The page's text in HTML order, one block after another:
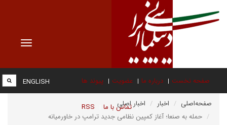
Toggle
صفحه نخست درباره ما عضویت پیوند ها
تماس با ما RSS
ENGLISH
صفحه‌اصلی اخبار
اخبار اصلی
حمله به صنعا؛ آغاز کمپین نظامی جدید ترامپ در خاورمیانه